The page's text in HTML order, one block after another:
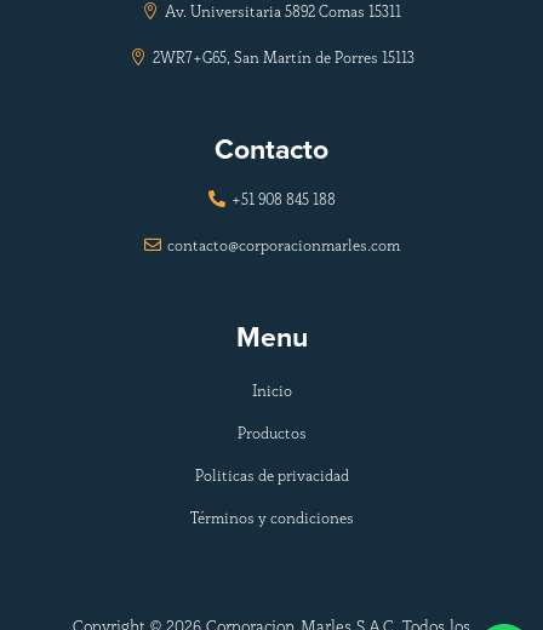
 Av. Universitaria 5892 Comas 15311
 2WR7+G65, San Martín de Porres 15113
Contacto
 +51 908 845 188
 contacto@corporacionmarles.com
Menu
Inicio
Productos
Politicas de privacidad
Términos y condiciones